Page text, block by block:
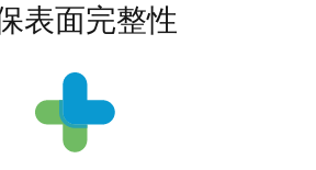
表面完整性